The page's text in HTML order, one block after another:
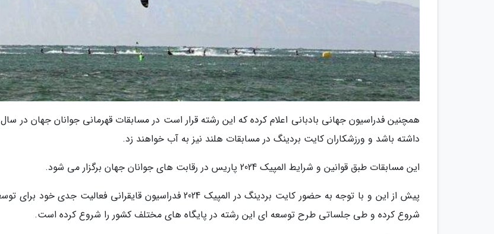
داشته باشد و ورزشکاران کایت بردینگ در مسابقات هلند نیز به آب خواهند زد.
این مسابقات طبق قوانین و شرایط المپیک 2024 پاریس در رقابت های جوانان جهان برگزار می شود.
پیش از این و با توجه به حضور کایت بردینگ در المپیک 2024 فدراسیون قایقرانی فعالیت
شروع کرده و طی جلساتی طرح توسعه ای این رشته در پایگاه های مختلف کشور را شروع کرده است.